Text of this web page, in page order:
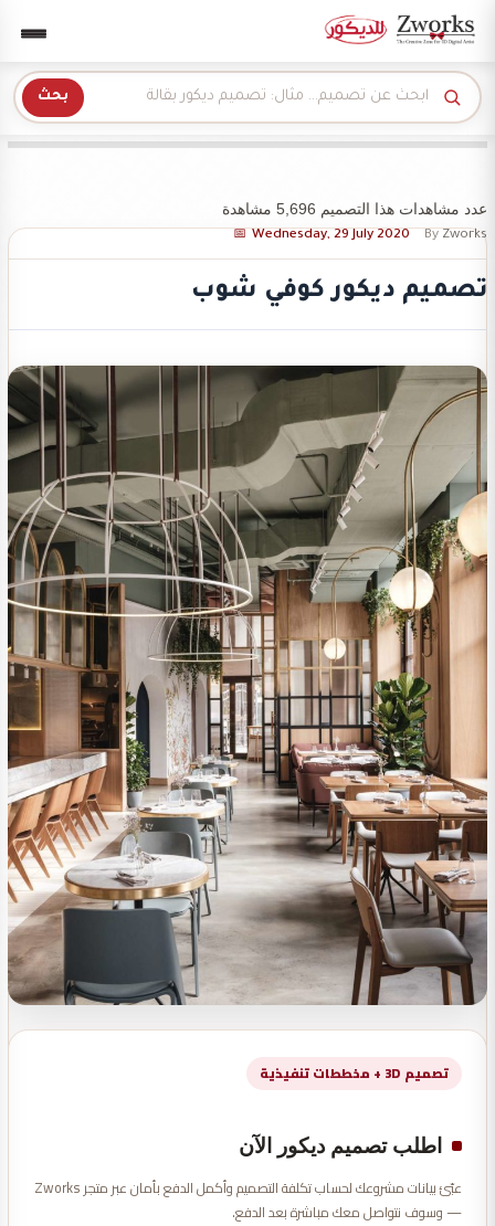
عدد مشاهدات هذا التصميم 5,696 مشاهدة
Wednesday, 29 July 2020 By Zworks
تصميم ديكور كوفي شوب
تصميم 3D + مخططات تنفيذية
اطلب تصميم ديكور الآن
عبّئ بيانات مشروعك لحساب تكلفة التصميم وأكمل الدفع بأمان عبر متجر Zworks
— وسوف نتواصل معك مباشرة بعد الدفع.
Zworks للديكور
بحث